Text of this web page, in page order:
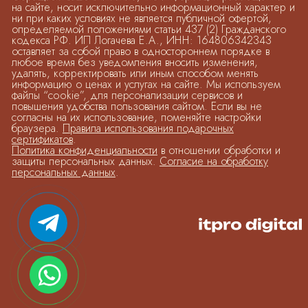
на сайте, носит исключительно информационный характер и
ни при каких условиях не является публичной офертой,
определяемой положениями статьи 437 (2) Гражданского
кодекса РФ. ИП Логачева Е.А., ИНН: 164806342343
оставляет за собой право в одностороннем порядке в
любое время без уведомления вносить изменения,
удалять, корректировать или иным способом менять
информацию о ценах и услугах на сайте. Мы используем
файлы “cookie”, для персонализации сервисов и
повышения удобства пользования сайтом. Если вы не
согласны на их использование, поменяйте настройки
браузера. Правила использования подарочных
сертификатов.
Политика конфиденциальности в отношении обработки и
защиты персональных данных. Согласие на обработку
персональных данных.